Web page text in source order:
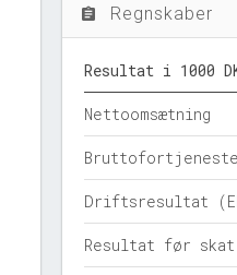
assignment Regnskaber
Resultat i 1000
Nettoomsætning
Bruttofortjeneste
Driftsresultat
Resultat før skat